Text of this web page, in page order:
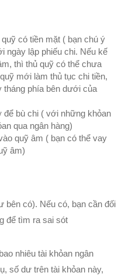
có tiền mặt ( bạn chú ý
ngày lập phiếu chi. Nếu kế
thì thủ quỹ có thể chưa
mới làm thủ tục chi tiền,
tháng phía bên dưới của
để bù chi ( với những khỏan
qua ngân hàng)
quỹ âm ( bạn có thể vay
âm)
bên có). Nếu có, bạn cần đối
để tìm ra sai sót
nhiêu tài khỏan ngân
số dư trên tài khỏan này,